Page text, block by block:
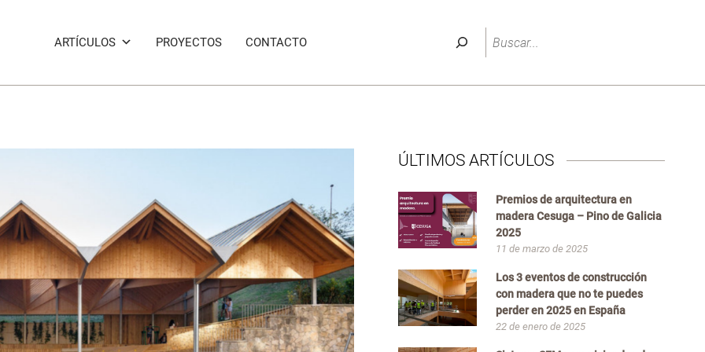
ARTÍCULOS PROYECTOS CONTACTO Buscar
ÚLTIMOS ARTÍCULOS
Premios de arquitectura en
madera Cesuga – Pino de Galicia
2025
11 de marzo de 2025
Los 3 eventos de construcción
con madera que no te puedes
perder en 2025 en España
22 de enero de 2025